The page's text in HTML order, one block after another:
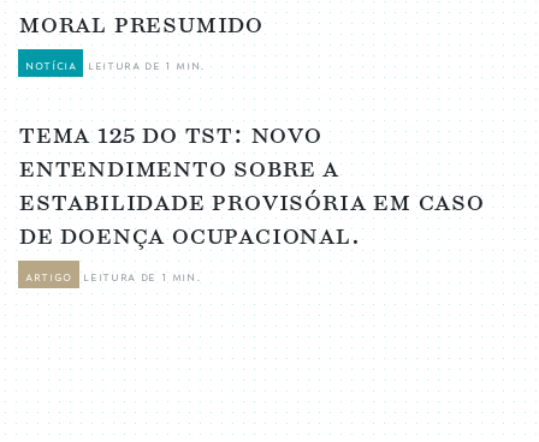
moral presumido
notícia leitura de 1 min.
tema 125 do tst: novo
entendimento sobre a
estabilidade provisória em caso
de doença ocupacional.
artigo leitura de 1 min.